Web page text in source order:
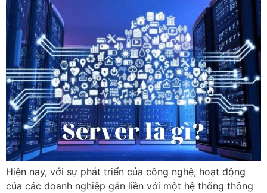
Hiện nay, với sự phát triển của công nghệ, hoạt động
của các doanh nghiệp gắn liền với một hệ thống thông